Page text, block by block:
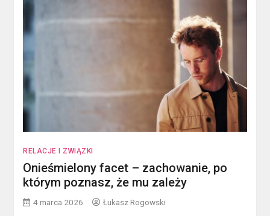
RELACJE I ZWIĄZKI
Onieśmielony facet – zachowanie, po
którym poznasz, że mu zależy
4 marca 2026 Łukasz Rogowski